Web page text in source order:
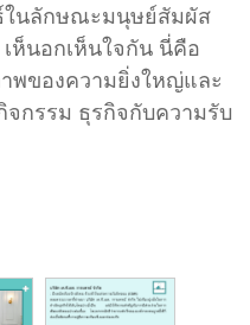
ในลักษณะมนุษย์สัมผัส
ห็นอกเห็นใจกัน นี่คือ
ของความยิ่งใหญ่และ
กรรม ธุรกิจกับความรับ